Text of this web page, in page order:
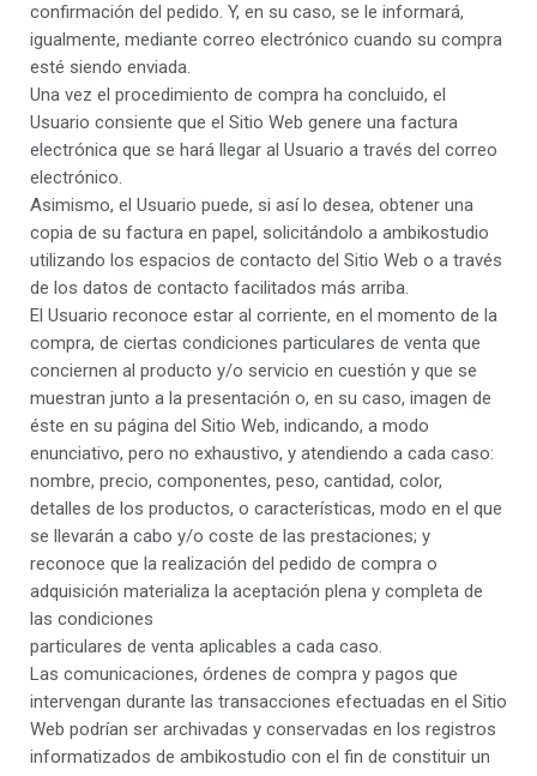
confirmación del pedido. Y, en su caso, se le informará,
igualmente, mediante correo electrónico cuando su compra
esté siendo enviada.
Una vez el procedimiento de compra ha concluido, el
Usuario consiente que el Sitio Web genere una factura
electrónica que se hará llegar al Usuario a través del correo
electrónico.
Asimismo, el Usuario puede, si así lo desea, obtener una
copia de su factura en papel, solicitándolo a ambikostudio
utilizando los espacios de contacto del Sitio Web o a través
de los datos de contacto facilitados más arriba.
El Usuario reconoce estar al corriente, en el momento de la
compra, de ciertas condiciones particulares de venta que
conciernen al producto y/o servicio en cuestión y que se
muestran junto a la presentación o, en su caso, imagen de
éste en su página del Sitio Web, indicando, a modo
enunciativo, pero no exhaustivo, y atendiendo a cada caso:
nombre, precio, componentes, peso, cantidad, color,
detalles de los productos, o características, modo en el que
se llevarán a cabo y/o coste de las prestaciones; y
reconoce que la realización del pedido de compra o
adquisición materializa la aceptación plena y completa de
las condiciones
particulares de venta aplicables a cada caso.
Las comunicaciones, órdenes de compra y pagos que
intervengan durante las transacciones efectuadas en el Sitio
Web podrían ser archivadas y conservadas en los registros
informatizados de ambikostudio con el fin de constituir un